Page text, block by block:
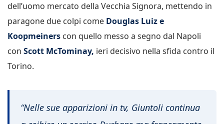
dell’uomo mercato della Vecchia Signora, mettendo in
paragone due colpi come Douglas Luiz e
Koopmeiners con quello messo a segno dal Napoli
con Scott McTominay, ieri decisivo nella sfida contro il
Torino.
“Nelle sue apparizioni in tv, Giuntoli continua